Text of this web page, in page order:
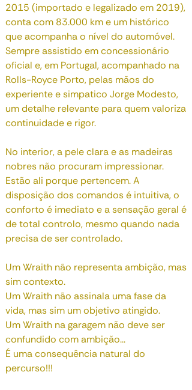
2015 (importado e legalizado em 2019),
conta com 83.000 km e um histórico
que acompanha o nível do automóvel.
Sempre assistido em concessionário
oficial e, em Portugal, acompanhado na
Rolls-Royce Porto, pelas mãos do
experiente e simpatico Jorge Modesto,
um detalhe relevante para quem valoriza
continuidade e rigor.
No interior, a pele clara e as madeiras
nobres não procuram impressionar.
Estão ali porque pertencem. A
disposição dos comandos é intuitiva, o
conforto é imediato e a sensação geral é
de total controlo, mesmo quando nada
precisa de ser controlado.
Um Wraith não representa ambição, mas
sim contexto.
Um Wraith não assinala uma fase da
vida, mas sim um objetivo atingido.
Um Wraith na garagem não deve ser
confundido com ambição...
É uma consequência natural do
percurso!!!